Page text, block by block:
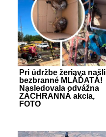
Pri údržbe žeriava našli
bezbranné MLÁĎATÁ!
Nasledovala odvážna
ZÁCHRANNÁ akcia,
FOTO